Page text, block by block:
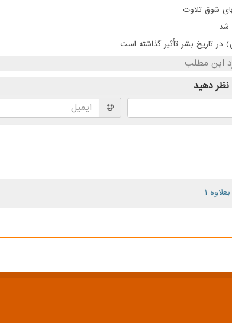
شوق تلاوت
شد
تاریخ بشر تأثیر گذاشته است
این مطلب
نظر دهید